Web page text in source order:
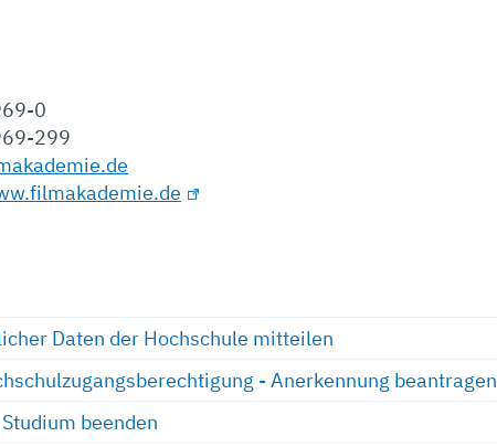
0
299
Daten der Hochschule mitteilen
- Anerkennung beantragen
beenden